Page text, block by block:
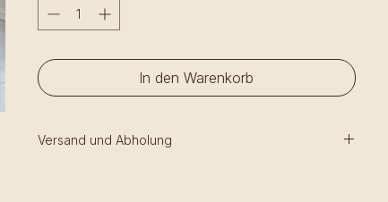
In den Warenkorb
Versand und Abholung